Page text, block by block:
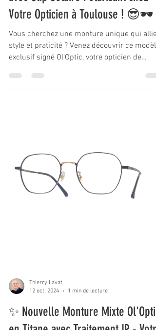
Votre Opticien à Toulouse ! 😎🕶️
Vous cherchez une monture unique qui allie
style et praticité ? Venez découvrir ce modèle
exclusif signé Ol'Optic, votre opticien de
Thierry Lavat
12 oct. 2024
1 min de lecture
✨ Nouvelle Monture Mixte Ol'Optic